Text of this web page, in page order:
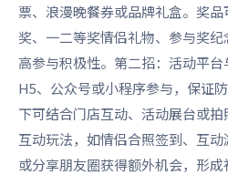
票、浪漫晚餐券或品牌礼盒。奖
奖、一二等奖情侣礼物、参与奖
高参与积极性。第二招：活动平
H5、公众号或小程序参与，保证
下可结合门店互动、活动展台或
互动玩法，如情侣合照签到、互动
或分享朋友圈获得额外机会，形